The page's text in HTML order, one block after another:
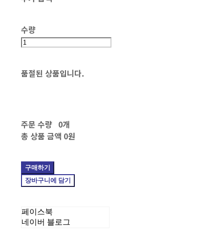
수량
품절된 상품입니다.
주문 수량 0개
총 상품 금액 0원
구매하기
장바구니에 담기
페이스북
네이버 블로그